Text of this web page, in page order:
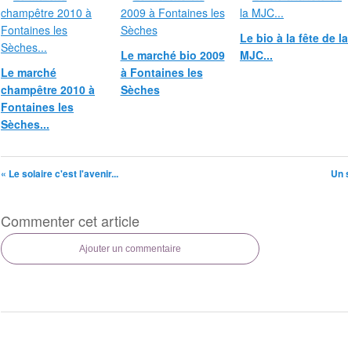
Le marché
champêtre 2010 à
Fontaines les
Sèches...
Le marché bio 2009
à Fontaines les
Sèches
Le bio à la fête de la
MJC...
« Le solaire c'est l'avenir... Un
Commenter cet article
Ajouter un commentaire